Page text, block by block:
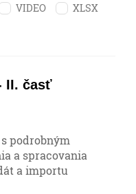
VIDEO XLSX
II. časť
podrobným
a spracovania
a importu